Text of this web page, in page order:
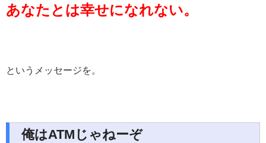
あなたとは幸せになれない。
というメッセージを。
俺はATMじゃねーぞ